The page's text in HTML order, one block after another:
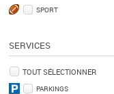
SPORT
SERVICES
TOUT SÉLECTIONNER
PARKINGS